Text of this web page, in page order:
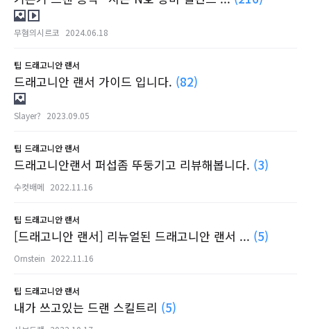
무혐의시르코 2024.06.18
팁 드래고니안 랜서
드래고니안 랜서 가이드 입니다. (82)
Slayer? 2023.09.05
팁 드래고니안 랜서
드래고니안랜서 퍼섭좀 뚜둥기고 리뷰해봅니다. (3)
수컷배메 2022.11.16
팁 드래고니안 랜서
[드래고니안 랜서] 리뉴얼된 드래고니안 랜서 ... (5)
Ornstein 2022.11.16
팁 드래고니안 랜서
내가 쓰고있는 드랜 스킬트리 (5)